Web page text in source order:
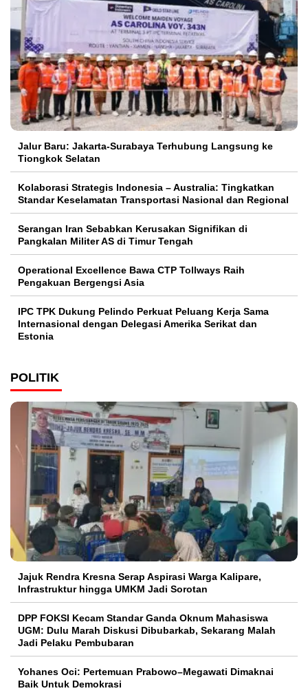
Jalur Baru: Jakarta-Surabaya Terhubung Langsung ke
Tiongkok Selatan
Kolaborasi Strategis Indonesia – Australia: Tingkatkan
Standar Keselamatan Transportasi Nasional dan Regional
Serangan Iran Sebabkan Kerusakan Signifikan di
Pangkalan Militer AS di Timur Tengah
Operational Excellence Bawa CTP Tollways Raih
Pengakuan Bergengsi Asia
IPC TPK Dukung Pelindo Perkuat Peluang Kerja Sama
Internasional dengan Delegasi Amerika Serikat dan
Estonia
POLITIK
Jajuk Rendra Kresna Serap Aspirasi Warga Kalipare,
Infrastruktur hingga UMKM Jadi Sorotan
DPP FOKSI Kecam Standar Ganda Oknum Mahasiswa
UGM: Dulu Marah Diskusi Dibubarkab, Sekarang Malah
Jadi Pelaku Pembubaran
Yohanes Oci: Pertemuan Prabowo–Megawati Dimaknai
Baik Untuk Demokrasi